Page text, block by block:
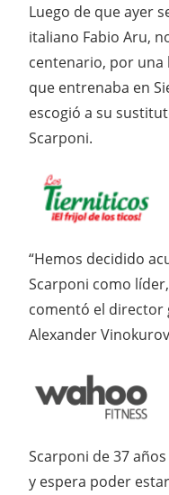
Luego de que ayer
italiano Fabio Aru,
centenario, por
que entrenaba en
escogió a su
Scarponi.
“Hemos decidido
Scarponi como
comentó el director
Alexander
Scarponi de 37
y espera poder